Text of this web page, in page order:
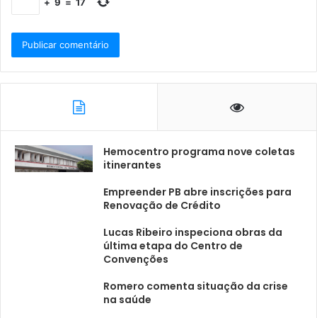
Hemocentro programa nove coletas
itinerantes
Empreender PB abre inscrições para
Renovação de Crédito
Lucas Ribeiro inspeciona obras da
última etapa do Centro de
Convenções
Romero comenta situação da crise
na saúde